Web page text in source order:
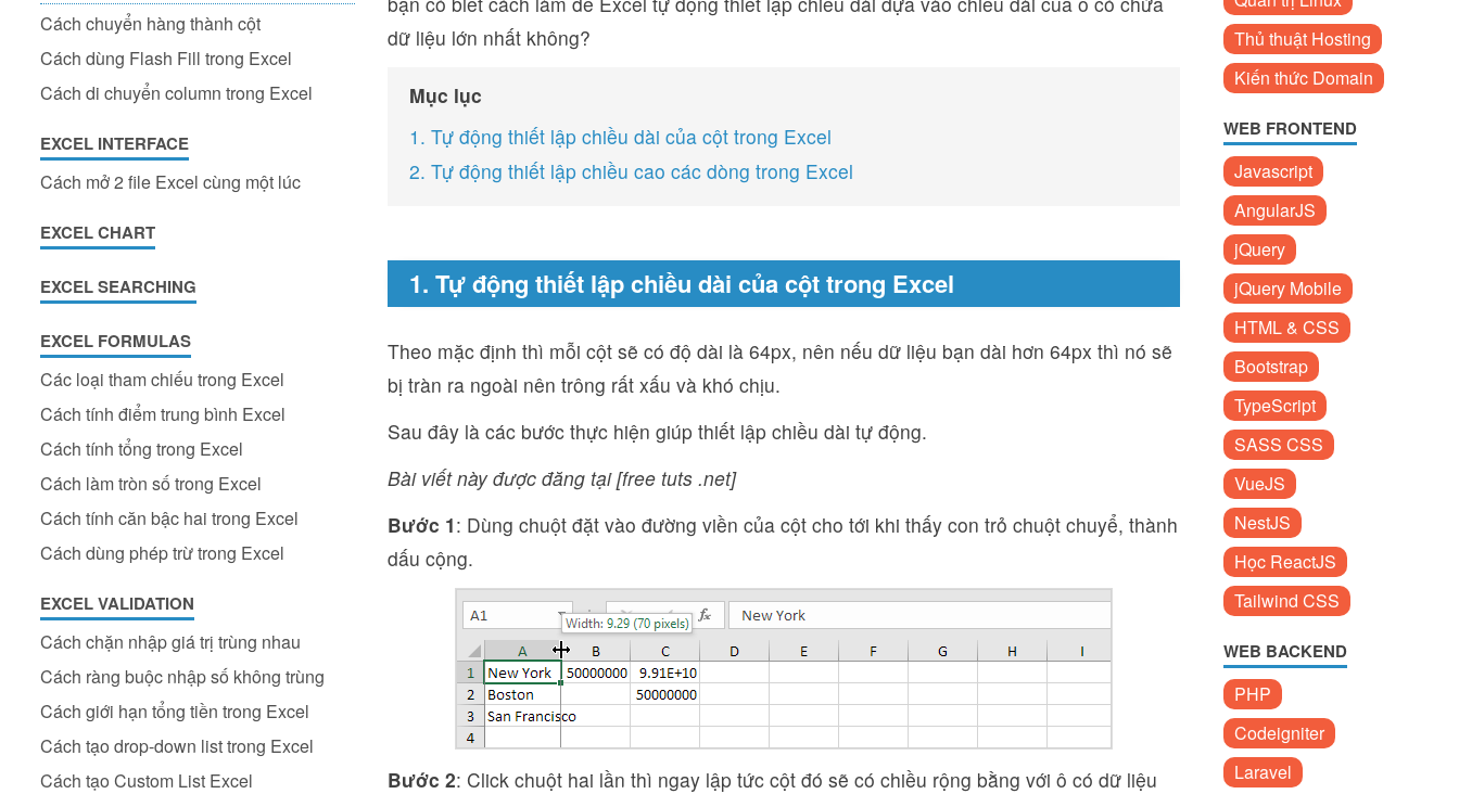
Cách chuyển hàng thành cột
Cách dùng Flash Fill trong Excel
Cách di chuyển column trong Excel
EXCEL INTERFACE
Cách mở 2 file Excel cùng một lúc
EXCEL CHART
EXCEL SEARCHING
EXCEL FORMULAS
Các loại tham chiếu trong Excel
Cách tính điểm trung bình Excel
Cách tính tổng trong Excel
Cách làm tròn số trong Excel
Cách tính căn bậc hai trong Excel
Cách dùng phép trừ trong Excel
EXCEL VALIDATION
Cách chặn nhập giá trị trùng nhau
Cách ràng buộc nhập số không trùng
Cách giới hạn tổng tiền trong Excel
Cách tạo drop-down list trong Excel
Cách tạo Custom List Excel
dữ liệu lớn nhất không?
Mục lục
1. Tự động thiết lập chiều dài của cột trong Excel
2. Tự động thiết lập chiều cao các dòng trong Excel
1. Tự động thiết lập chiều dài của cột trong Excel
Theo mặc định thì mỗi cột sẽ có độ dài là 64px, nên nếu dữ liệu bạn dài hơn 64px thì nó sẽ
bị tràn ra ngoài nên trông rất xấu và khó chịu.
Sau đây là các bước thực hiện giúp thiết lập chiều dài tự động.
Bài viết này được đăng tại [free tuts .net]
Bước 1: Dùng chuột đặt vào đường viền của cột cho tới khi thấy con trỏ chuột chuyể, thành
dấu cộng.
Bước 2: Click chuột hai lần thì ngay lập tức cột đó sẽ có chiều rộng bằng với ô có dữ liệu
Thủ thuật Hosting
Kiến thức Domain
WEB FRONTEND
Javascript
AngularJS
jQuery
jQuery Mobile
HTML & CSS
Bootstrap
TypeScript
SASS CSS
VueJS
NestJS
Học ReactJS
Tailwind CSS
WEB BACKEND
PHP
Codeigniter
Laravel